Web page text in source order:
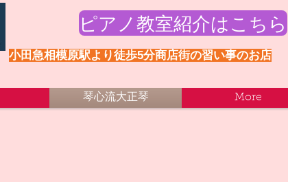
ピアノ教室紹介はこちら
​小田急相模原駅より徒歩5分商店街の習い事のお店
琴心流大正琴 More